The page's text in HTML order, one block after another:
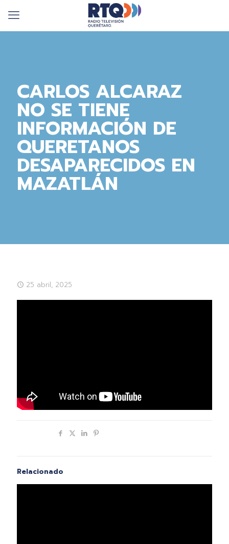
CARLOS ALCARAZ
NO SE TIENE
INFORMACIÓN DE
QUERETANOS
DESAPARECIDOS EN
MAZATLÁN
25 abril, 2025
Relacionado